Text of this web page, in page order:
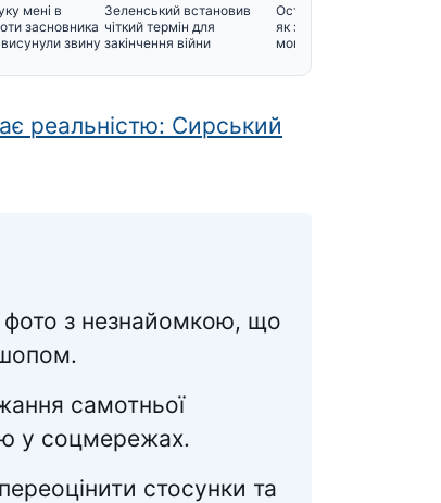
мені в
засновника
звину
Зеленський встановив
чіткий термін для
закінчення війни
Останній спочинок легенд:
як зараз виглядають
могили відомих українськ
реальністю: Сирський
фото з незнайомкою, що
самотньої
у соцмережах.
стосунки та